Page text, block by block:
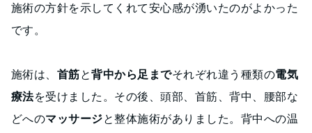
施術の方針を示してくれて安心感が湧いたのがよかった
です。
施術は、 首筋と背中から足までそれぞれ違う種類の電気
療法を受けました。その後、頭部、首筋、背中、腰部な
どへのマッサージと整体施術がありました。背中への温